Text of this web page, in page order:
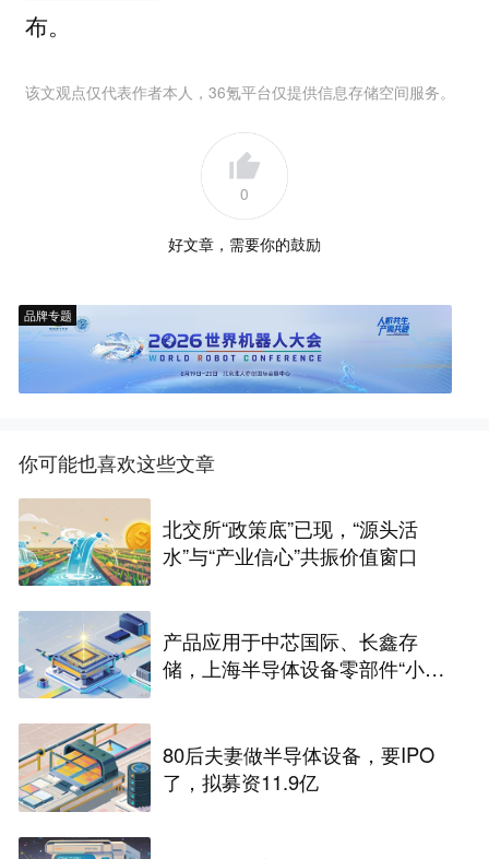
布。
该文观点仅代表作者本人，36氪平台仅提供信息存储空间服务。
0
好文章，需要你的鼓励
品牌专题
你可能也喜欢这些文章
北交所“政策底”已现，“源头活
水”与“产业信心”共振价值窗口
产品应用于中芯国际、长鑫存
储，上海半导体设备零部件“小巨
80后夫妻做半导体设备，要IPO
了，拟募资11.9亿